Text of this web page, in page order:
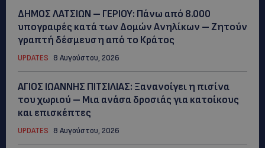
ΔΗΜΟΣ ΛΑΤΣΙΩΝ – ΓΕΡΙΟΥ: Πάνω από 8.000
υπογραφές κατά των Δομών Ανηλίκων – Ζητούν
γραπτή δέσμευση από το Κράτος
UPDATES 8 Αυγούστου, 2026
ΑΓΙΟΣ ΙΩΑΝΝΗΣ ΠΙΤΣΙΛΙΑΣ: Ξανανοίγει η πισίνα
του χωριού – Μια ανάσα δροσιάς για κατοίκους
και επισκέπτες
UPDATES 8 Αυγούστου, 2026